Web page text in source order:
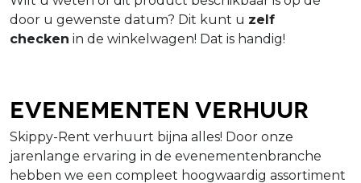
door u gewenste datum? Dit kunt u zelf
checken in de winkelwagen! Dat is handig!
Evenementen verhuur
Skippy-Rent verhuurt bijna alles! Door onze
jarenlange ervaring in de evenementenbranche
hebben we een compleet hoogwaardig assortiment